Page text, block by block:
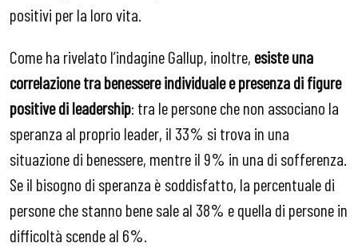
positivi per la loro vita.
Come ha rivelato l’indagine Gallup, inoltre, esiste una
correlazione tra benessere individuale e presenza di figure
positive di leadership: tra le persone che non associano la
speranza al proprio leader, il 33% si trova in una
situazione di benessere, mentre il 9% in una di sofferenza.
Se il bisogno di speranza è soddisfatto, la percentuale di
persone che stanno bene sale al 38% e quella di persone in
difficoltà scende al 6%.